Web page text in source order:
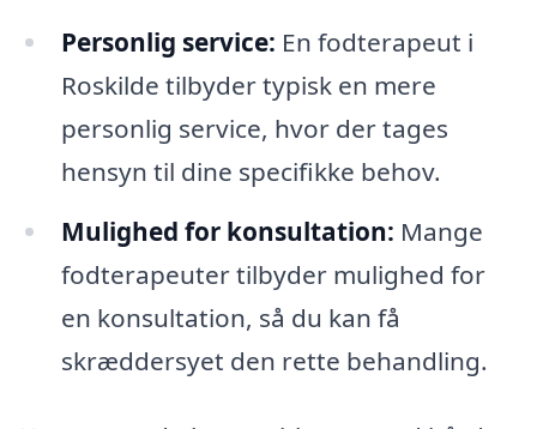
Personlig service: En fodterapeut i
Roskilde tilbyder typisk en mere
personlig service, hvor der tages
hensyn til dine specifikke behov.
Mulighed for konsultation: Mange
fodterapeuter tilbyder mulighed for
en konsultation, så du kan få
skræddersyet den rette behandling.